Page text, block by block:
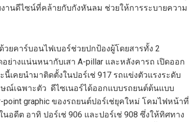
านดีไซน์ที่คล้ายกับกังหันลม ช่วยให้การระบายความ
ยคาร์บอนไฟเบอร์ช่วยปกป้องผู้โดยสารทั้ง 2
างแน่นหนากับเสา A-pillar และหลังคารถ เปิดออก
คยนำมาติดตั้งในปอร์เช่ 917 รถแข่งตัวแรงระดับ
ณ์เฉพาะตัว ดีไซเนอร์ได้ออกแบบรถยนต์ต้นแบบ
graphic ของรถยนต์ปอร์เช่ยุคใหม่ โคมไฟหน้าที่
อดีต อาทิ ปอร์เช่ 906 และปอร์เช่ 908 ซึ่งให้ทิศทาง